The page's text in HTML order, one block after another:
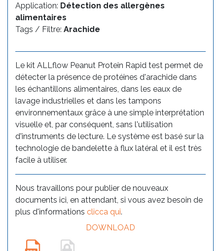
Application: Détection des allergènes
alimentaires
Tags / Filtre: Arachide
Le kit ALLflow Peanut Protein Rapid test permet de
détecter la présence de protéines d'arachide dans
les échantillons alimentaires, dans les eaux de
lavage industrielles et dans les tampons
environnementaux grâce à une simple interprétation
visuelle et, par conséquent, sans l'utilisation
d'instruments de lecture. Le système est basé sur la
technologie de bandelette à flux latéral et il est très
facile à utiliser.
Nous travaillons pour publier de nouveaux
documents ici, en attendant, si vous avez besoin de
plus d'informations clicca qui.
DOWNLOAD